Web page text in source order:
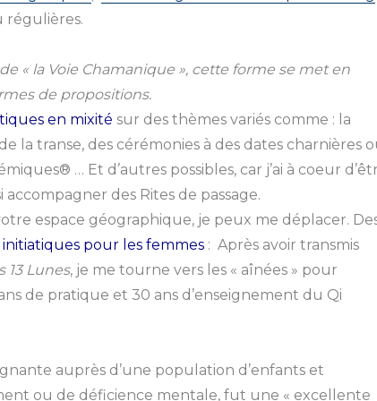
régulières.
« la Voie Chamanique », cette forme se met en
de propositions.
en mixité sur des thèmes variés comme : la
la transe, des cérémonies à des dates charnières
… Et d’autres possibles, car j’ai à coeur
des Rites de passage.
espace géographique, je peux me déplacer.
pour les femmes : Après avoir transmis
13 Lunes, je me tourne vers les « aînées » pour
de pratique et 30 ans d’enseignement du Qi
auprès d’une population d’enfants et
ou de déficience mentale, fut une « excellente